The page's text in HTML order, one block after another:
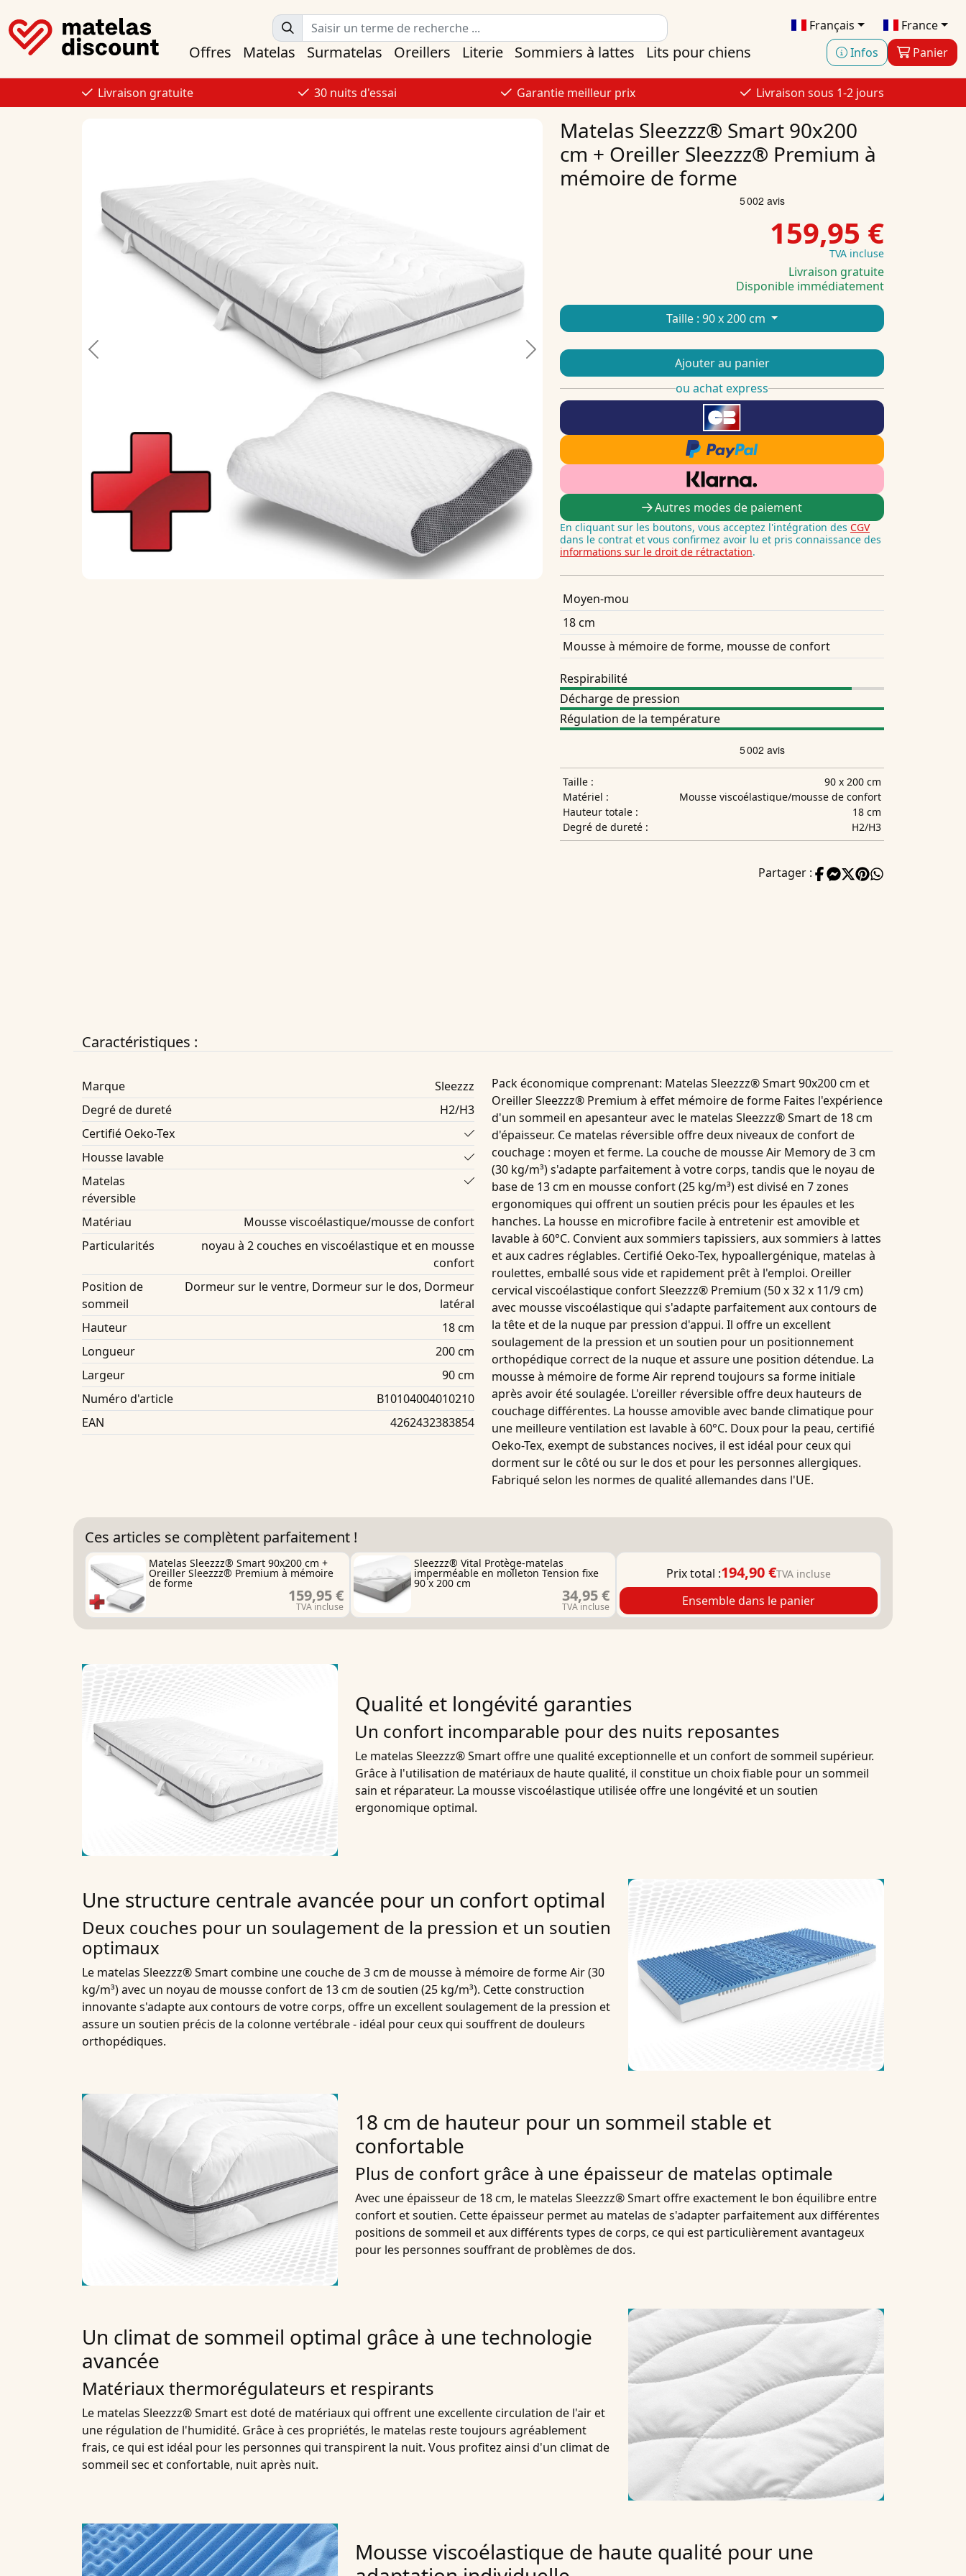
Français
France
Infos
Panier
Offres Matelas Surmatelas Oreillers Literie Sommiers à lattes Lits pour chiens
Livraison gratuite 30 nuits d'essai Garantie meilleur prix Livraison sous 1-2 jours
Previous Next
Matelas Sleezzz® Smart 90x200
cm + Oreiller Sleezzz® Premium à
mémoire de forme
159,95 €
TVA incluse
Livraison gratuite
Disponible immédiatement
Taille : 90 x 200 cm
Ajouter au panier
ou achat express
Autres modes de paiement
En cliquant sur les boutons, vous acceptez l'intégration des CGV
dans le contrat et vous confirmez avoir lu et pris connaissance des
informations sur le droit de rétractation.
Moyen-mou
18 cm
Mousse à mémoire de forme, mousse de confort
Respirabilité
Décharge de pression
Régulation de la température
Taille :
90 x 200 cm
Matériel :
Mousse viscoélastique/mousse de confort
Hauteur totale :
18 cm
Degré de dureté :
H2/H3
Partager :
Caractéristiques :
Marque
Sleezzz
Degré de dureté
H2/H3
Certifié Oeko-Tex
Housse lavable
Matelas
réversible
Matériau
Mousse viscoélastique/mousse de confort
Particularités
noyau à 2 couches en viscoélastique et en mousse
confort
Position de
sommeil
Dormeur sur le ventre, Dormeur sur le dos, Dormeur
latéral
Hauteur
18 cm
Longueur
200 cm
Largeur
90 cm
Numéro d'article
B10104004010210
EAN
4262432383854
Pack économique comprenant: Matelas Sleezzz® Smart 90x200 cm et
Oreiller Sleezzz® Premium à effet mémoire de forme Faites l'expérience
d'un sommeil en apesanteur avec le matelas Sleezzz® Smart de 18 cm
d'épaisseur. Ce matelas réversible offre deux niveaux de confort de
couchage : moyen et ferme. La couche de mousse Air Memory de 3 cm
(30 kg/m³) s'adapte parfaitement à votre corps, tandis que le noyau de
base de 13 cm en mousse confort (25 kg/m³) est divisé en 7 zones
ergonomiques qui offrent un soutien précis pour les épaules et les
hanches. La housse en microfibre facile à entretenir est amovible et
lavable à 60°C. Convient aux sommiers tapissiers, aux sommiers à lattes
et aux cadres réglables. Certifié Oeko-Tex, hypoallergénique, matelas à
roulettes, emballé sous vide et rapidement prêt à l'emploi. Oreiller
cervical viscoélastiqueconfortSleezzz® Premium (50 x 32 x 11/9 cm)
avec mousse viscoélastiquequi s'adapte parfaitement aux contours de
la tête et de la nuque par pression d'appui. Il offre un excellent
soulagement de la pression et un soutien pour un positionnement
orthopédique correct de la nuque et assure une position détendue. La
mousse à mémoire de forme Air reprend toujours sa forme initiale
après avoir été soulagée. L'oreiller réversible offre deux hauteurs de
couchage différentes. La housse amovible avec bande climatique pour
une meilleure ventilation est lavable à 60°C. Doux pour la peau, certifié
Oeko-Tex, exempt de substances nocives, il est idéal pour ceux qui
dorment sur le côté ou sur le dos et pour les personnes allergiques.
Fabriqué selon les normes de qualité allemandes dans l'UE.
Ces articles se complètent parfaitement !
Matelas Sleezzz® Smart 90x200 cm +
Oreiller Sleezzz® Premium à mémoire
de forme
159,95 €
TVA incluse
Sleezzz® Vital Protège-matelas
imperméable en molleton Tension fixe
90 x 200 cm
34,95 €
TVA incluse
Prix total :194,90 €TVA incluse
Ensemble dans le panier
Qualité et longévité garanties
Un confort incomparable pour des nuits reposantes
Le matelas Sleezzz® Smart offre une qualité exceptionnelle et un confort de sommeil supérieur.
Grâce à l'utilisation de matériaux de haute qualité, il constitue un choix fiable pour un sommeil
sain et réparateur. La mousse viscoélastique utilisée offre une longévité et un soutien
ergonomique optimal.
Une structure centrale avancée pour un confort optimal
Deux couches pour un soulagement de la pression et un soutien
optimaux
Le matelas Sleezzz® Smart combine une couche de 3 cm de mousse à mémoire de forme Air (30
kg/m³) avec un noyau de mousse confort de 13 cm de soutien (25 kg/m³). Cette construction
innovante s'adapte aux contours de votre corps, offre un excellent soulagement de la pression et
assure un soutien précis de la colonne vertébrale - idéal pour ceux qui souffrent de douleurs
orthopédiques.
18 cm de hauteur pour un sommeil stable et
confortable
Plus de confort grâce à une épaisseur de matelas optimale
Avec une épaisseur de 18 cm, le matelas Sleezzz® Smart offre exactement le bon équilibre entre
confort et soutien. Cette épaisseur permet au matelas de s'adapter parfaitement aux différentes
positions de sommeil et aux différents types de corps, ce qui est particulièrement avantageux
pour les personnes souffrant de problèmes de dos.
Un climat de sommeil optimal grâce à une technologie
avancée
Matériaux thermorégulateurs et respirants
Le matelas Sleezzz® Smart est doté de matériaux qui offrent une excellente circulation de l'air et
une régulation de l'humidité. Grâce à ces propriétés, le matelas reste toujours agréablement
frais, ce qui est idéal pour les personnes qui transpirent la nuit. Vous profitez ainsi d'un climat de
sommeil sec et confortable, nuit après nuit.
Mousse viscoélastique de haute qualité pour une